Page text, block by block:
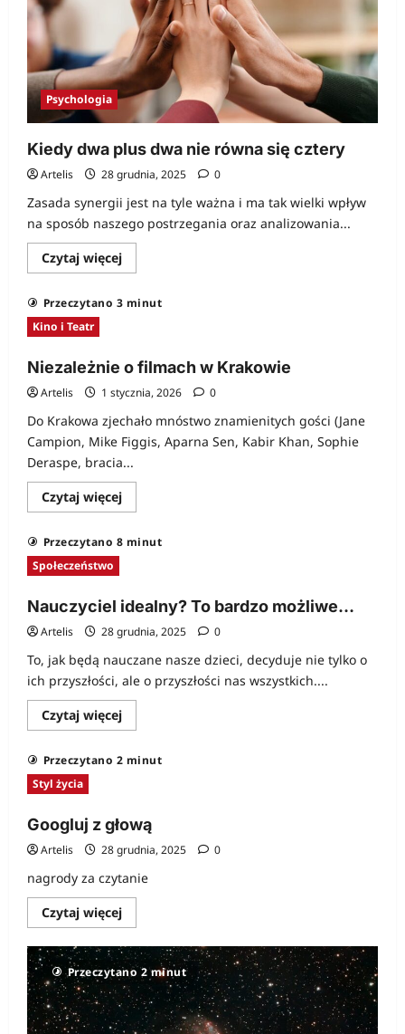
Poznaniu
Psychologia
Kiedy dwa plus dwa nie równa się cztery
Artelis 28 grudnia, 2025 0
Zasada synergii jest na tyle ważna i ma tak wielki wpływ
na sposób naszego postrzegania oraz analizowania...
Czytaj więcejDowiedz
się
Kiedy
nie
równa
cztery
Przeczytano 3 minut
Kino i Teatr
Niezależnie o filmach w Krakowie
Artelis 1 stycznia, 2026 0
Do Krakowa zjechało mnóstwo znamienitych gości (Jane
Campion, Mike Figgis, Aparna Sen, Kabir Khan, Sophie
Deraspe, bracia...
Czytaj więcejDowiedz
się
Niezależnie
Krakowie
Przeczytano 8 minut
Społeczeństwo
Nauczyciel idealny? To bardzo możliwe…
Artelis 28 grudnia, 2025 0
To, jak będą nauczane nasze dzieci, decyduje nie tylko o
ich przyszłości, ale o przyszłości nas wszystkich....
Czytaj więcejDowiedz
się
Nauczyciel
Przeczytano 2 minut
Styl życia
Googluj z głową
Artelis 28 grudnia, 2025 0
nagrody za czytanie
Czytaj więcejDowiedz
się
o
Googluj
z
głową
Przeczytano 2 minut